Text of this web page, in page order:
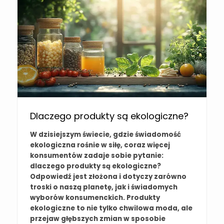
Dlaczego produkty są ekologiczne?
W dzisiejszym świecie, gdzie świadomość
ekologiczna rośnie w siłę, coraz więcej
konsumentów zadaje sobie pytanie:
dlaczego produkty są ekologiczne?
Odpowiedź jest złożona i dotyczy zarówno
troski o naszą planetę, jak i świadomych
wyborów konsumenckich. Produkty
ekologiczne to nie tylko chwilowa moda, ale
przejaw głębszych zmian w sposobie